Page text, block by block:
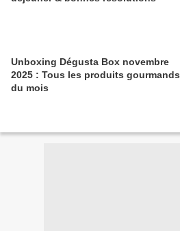
Unboxing Dégusta Box novembre
2025 : Tous les produits gourmands
du mois